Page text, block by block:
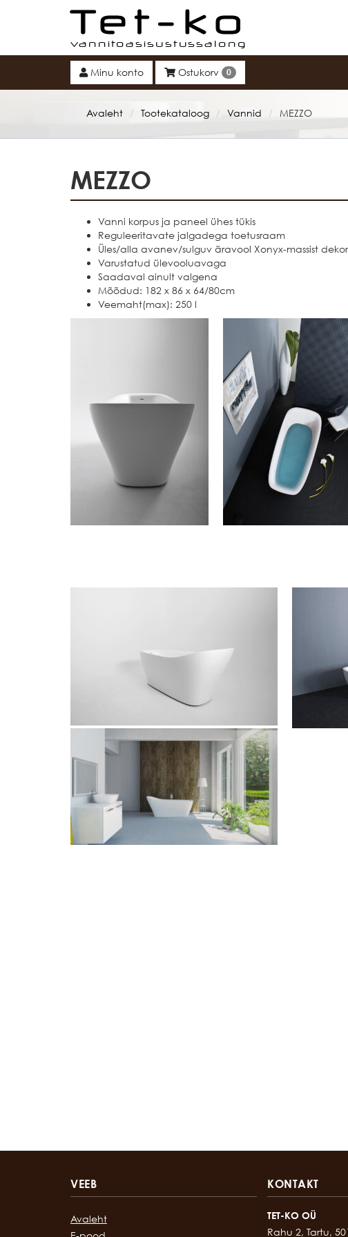
Tet-ko
Minu konto Ostukorv 0
Avaleht / Tootekataloog / Vannid / MEZZO
MEZZO
Vanni korpus ja paneel ühes tükis
Reguleeritavate jalgadega toetusraam
Üles/alla avanev/sulguv äravool Xonyx-massist
Varustatud ülevooluavaga
Saadaval ainult valgena
Mõõdud: 182 x 86 x 64/80cm
Veemaht(max): 250 l
VEEB
Avaleht
KONTAKT
TET-KO OÜ
Rahu 2, Tartu,